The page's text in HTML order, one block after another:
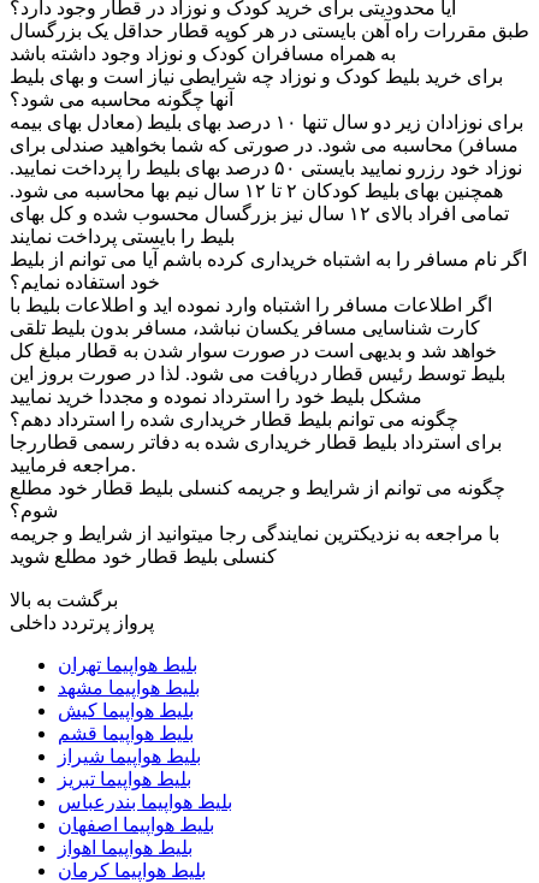
آیا محدودیتی برای خرید کودک و نوزاد در قطار وجود دارد؟
طبق مقررات راه آهن بایستی در هر کوپه قطار حداقل یک بزرگسال
به همراه مسافران کودک و نوزاد وجود داشته باشد
برای خرید بلیط کودک و نوزاد چه شرایطی نیاز است و بهای بلیط
آنها چگونه محاسبه می شود؟
برای نوزادان زیر دو سال تنها ۱۰ درصد بهای بلیط (معادل بهای بیمه
مسافر) محاسبه می شود. در صورتی که شما بخواهید صندلی برای
نوزاد خود رزرو نمایید بایستی ۵۰ درصد بهای بلیط را پرداخت نمایید.
همچنین بهای بلیط کودکان ۲ تا ۱۲ سال نیم بها محاسبه می شود.
تمامی افراد بالای ۱۲ سال نیز بزرگسال محسوب شده و کل بهای
بلیط را بایستی پرداخت نمایند
اگر نام مسافر را به اشتباه خریداری کرده باشم آیا می توانم از بلیط
خود استفاده نمایم؟
اگر اطلاعات مسافر را اشتباه وارد نموده اید و اطلاعات بلیط با
کارت شناسایی مسافر یکسان نباشد، مسافر بدون بلیط تلقی
خواهد شد و بدیهی است در صورت سوار شدن به قطار مبلغ کل
بلیط توسط رئیس قطار دریافت می شود. لذا در صورت بروز این
مشکل بلیط خود را استرداد نموده و مجددا خرید نمایید
چگونه می توانم بلیط قطار خریداری شده را استرداد دهم؟
برای استرداد بلیط قطار خریداری شده به دفاتر رسمی قطاررجا
مراجعه فرمایید.
چگونه می توانم از شرایط و جریمه کنسلی بلیط قطار خود مطلع
شوم؟
با مراجعه به نزدیکترین نمایندگی رجا میتوانید از شرایط و جریمه
کنسلی بلیط قطار خود مطلع شوید
پرواز پرتردد داخلی
بلیط هواپیما تهران
بلیط هواپیما مشهد
بلیط هواپیما کیش
بلیط هواپیما قشم
بلیط هواپیما شیراز
بلیط هواپیما تبریز
بلیط هواپیما بندرعباس
بلیط هواپیما اصفهان
بلیط هواپیما اهواز
بلیط هواپیما کرمان